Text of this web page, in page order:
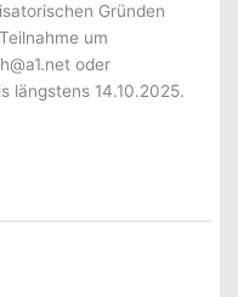
Gründen
um
oder
längstens 14.10.2025.